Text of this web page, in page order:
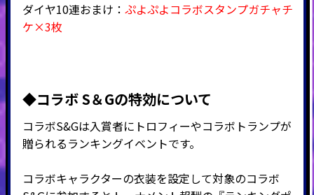
ダイヤ10連おまけ： ぷよぷよコラボスタンプガチャチ
ケ×3枚
◆コラボ S＆Gの特効について
コラボS&Gは入賞者にトロフィーやコラボトランプが
贈られるランキングイベントです。
コラボキャラクターの衣装を設定して対象のコラボ